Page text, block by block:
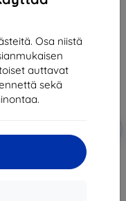
Osa niistä
auttavat
sekä
kupongilla
HardGlass karkaistu lasi
Oppo Reno 14 Prolle